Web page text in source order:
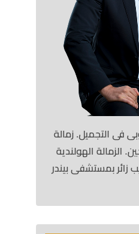
فى التجميل. زمالة
الزمالة الهولندية
زائر بمستشفى بيندر